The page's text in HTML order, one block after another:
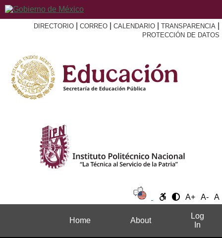
DIRECTORIO CORREO CALENDARIO TRANSPARENCIA
PROTECCIÓN DE DATOS
A+ A- A
Home About
Log
In